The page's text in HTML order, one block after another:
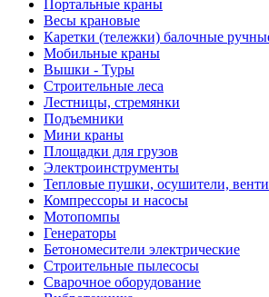
Портальные краны
Весы крановые
Каретки (тележки) балочные
Мобильные краны
Вышки - Туры
Строительные леса
Лестницы, стремянки
Подъемники
Мини краны
Площадки для грузов
Электроинструменты
Тепловые пушки, осушители,
Компрессоры и насосы
Мотопомпы
Генераторы
Бетономесители электрические
Строительные пылесосы
Сварочное оборудование